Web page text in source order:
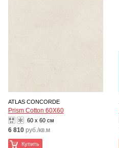
ATLAS CONCORDE
Prism Cotton 60X60
60 x 60 см
6 810 руб./кв.м
Купить